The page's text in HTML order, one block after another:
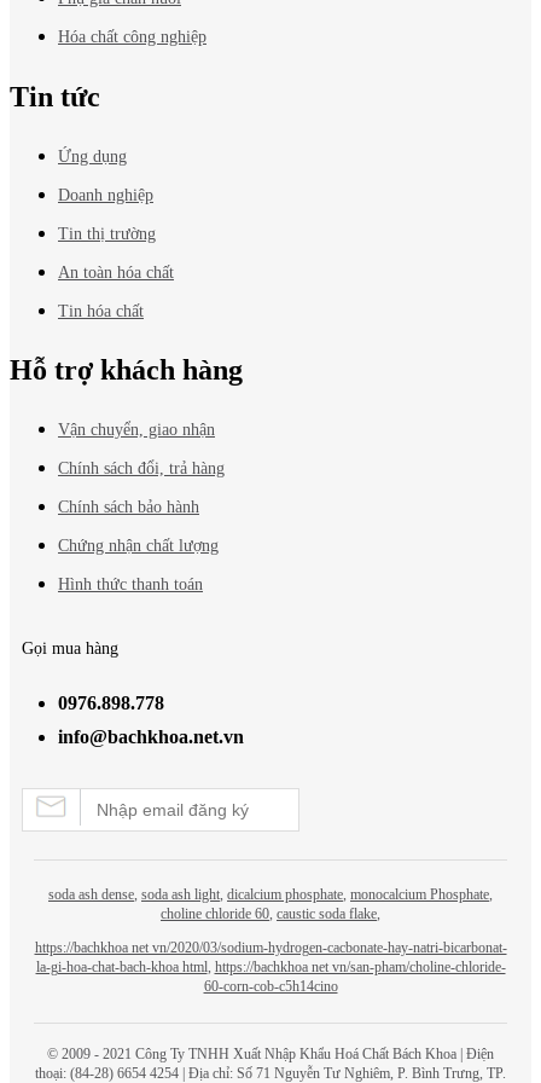
Hóa chất công nghiệp
Tin tức
Ứng dụng
Doanh nghiệp
Tin thị trường
An toàn hóa chất
Tin hóa chất
Hỗ trợ khách hàng
Vận chuyển, giao nhận
Chính sách đổi, trả hàng
Chính sách bảo hành
Chứng nhận chất lượng
Hình thức thanh toán
Gọi mua hàng
0976.898.778
info@bachkhoa.net.vn
soda ash dense, soda ash light, dicalcium phosphate, monocalcium Phosphate,
choline chloride 60, caustic soda flake,
https://bachkhoa net vn/2020/03/sodium-hydrogen-cacbonate-hay-natri-bicarbonat-
la-gi-hoa-chat-bach-khoa html, https://bachkhoa net vn/san-pham/choline-chloride-
60-corn-cob-c5h14cino
© 2009 - 2021 Công Ty TNHH Xuất Nhập Khẩu Hoá Chất Bách Khoa | Điện
thoại: (84-28) 6654 4254 | Địa chỉ: Số 71 Nguyễn Tư Nghiêm, P. Bình Trưng, TP.